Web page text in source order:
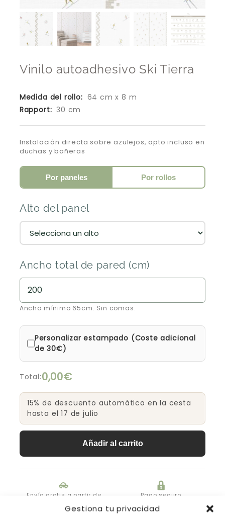
Gestiona tu privacidad
Vinilo autoadhesivo Ski Tierra
Medida del rollo: 64 cm x 8 m
Rapport: 30 cm
Instalación directa sobre azulejos, apto incluso en
duchas y bañeras
Por paneles Por rollos
Alto del panel
Ancho total de pared (cm)
Ancho mínimo 65cm. Sin comas.
Personalizar estampado (Coste adicional
de 30€)
Total:0,00€
15% de descuento automático en la cesta
hasta el 17 de julio
Añadir al carrito
Envío gratis a partir de
Pago seguro